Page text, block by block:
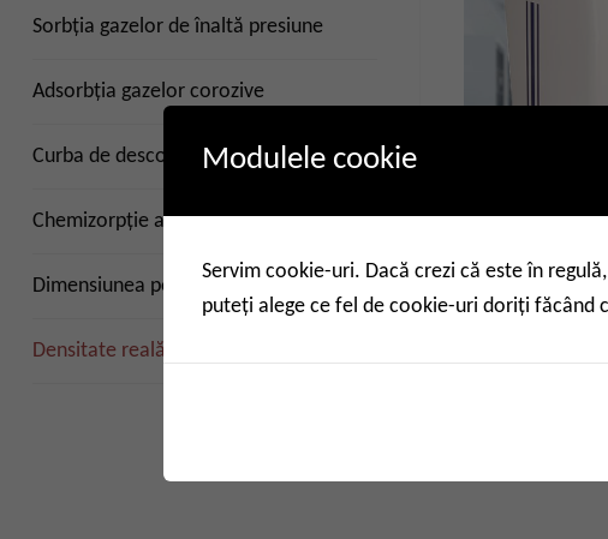
Analizor
seria BSD-
Sorbția gazelor de înaltă presiune
Adsorbția gazelor corozive
Curba de descoperire
Chemizorpție automată
Dimensiunea porilor membranei
Densitate reală & Porozitate
Modulele cookie
Servim cookie-uri. Dacă crezi că este în
puteți alege ce fel de cookie-uri doriți făcând